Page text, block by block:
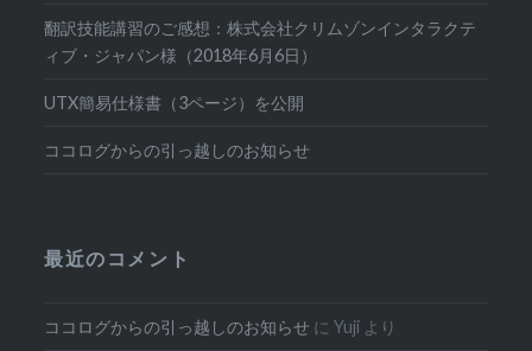
翻訳技能講習のご感想：株式会社クリムゾンインタラクテ
ィブ・ジャパン様（2018年6月6日）
UTX簡易仕様書（3ページ）を公開
ココログからの引っ越しのお知らせ
最近のコメント
ココログからの引っ越しのお知らせ にYuji より